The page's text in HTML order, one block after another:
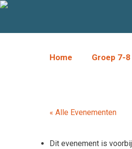
Ga
Home Groep 7-8
« Alle Evenementen
Dit evenement is